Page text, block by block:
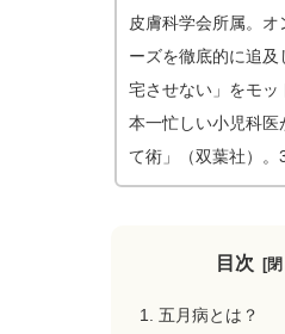
皮膚科学会所属。
ーズを徹底的に追
宅させない」をモッ
本一忙しい小児科
て術」（双葉社）。
目次
五月病とは？